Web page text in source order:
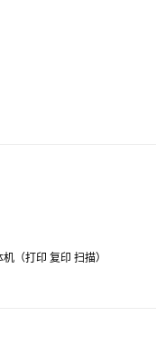
（打印 复印 扫描）